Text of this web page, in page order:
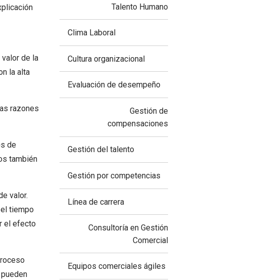
de la
la alta
razones
de
también
valor.
tiempo
el efecto
Talento Humano
Clima Laboral
Cultura organizacional
Evaluación de desempeño
Gestión de
compensaciones
Gestión del talento
Gestión por competencias
Línea de carrera
Consultoría en Gestión
Comercial
Equipos comerciales ágiles